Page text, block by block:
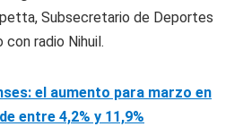
Subsecretario de Deportes
radio Nihuil.
el aumento para marzo en
entre 4,2% y 11,9%